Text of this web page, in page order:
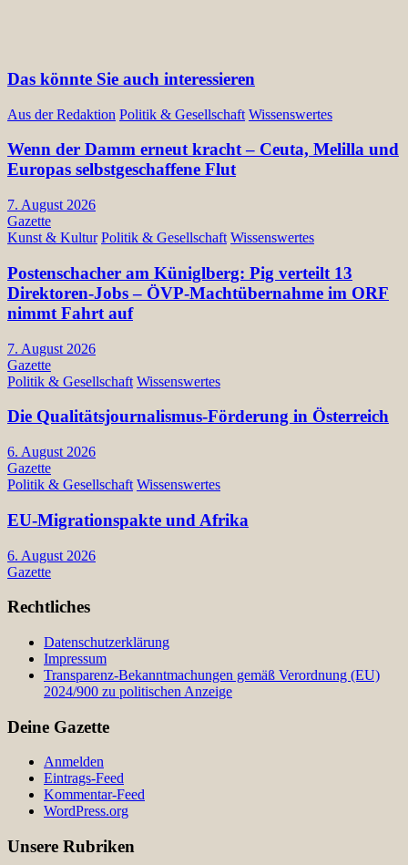
Das könnte Sie auch interessieren
Aus der Redaktion Politik & Gesellschaft Wissenswertes
Wenn der Damm erneut kracht – Ceuta, Melilla und
Europas selbstgeschaffene Flut
7. August 2026
Gazette
Kunst & Kultur Politik & Gesellschaft Wissenswertes
Postenschacher am Küniglberg: Pig verteilt 13
Direktoren-Jobs – ÖVP-Machtübernahme im ORF
nimmt Fahrt auf
7. August 2026
Gazette
Politik & Gesellschaft Wissenswertes
Die Qualitätsjournalismus-Förderung in Österreich
6. August 2026
Gazette
Politik & Gesellschaft Wissenswertes
EU-Migrationspakte und Afrika
6. August 2026
Gazette
Rechtliches
Datenschutzerklärung
Impressum
Transparenz-Bekanntmachungen gemäß Verordnung (EU)
2024/900 zu politischen Anzeige
Deine Gazette
Anmelden
Eintrags-Feed
Kommentar-Feed
WordPress.org
Unsere Rubriken